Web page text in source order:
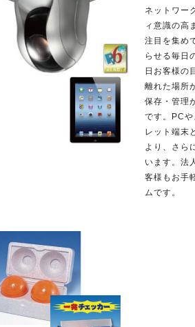
ネットワー
ィ意識の高
注目を集め
らせる毎日
日お客様の
離れた場所
保存・管理
です。PC
レット端末
より、さら
います。法
客様もお手
ムです。